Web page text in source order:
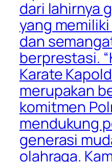
dari lahirnya
yang
dan
berprestasi.
Karate
merupakan
komitmen
mendukung
generasi
olahraga.